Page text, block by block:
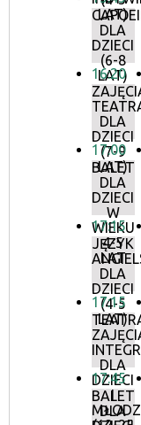
LAT)
DLA
DZIECI
(6-8
LAT)
16:20
DLA
DZIECI
(7-9
LAT)
17:00
BALET
DLA
DZIECI
W
WIEKU
4-5
LAT
17:15
JĘZYK
DLA
DZIECI
(4-5
LAT)
17:15
DLA
DZIECI
I
17:45
BALET
DLA